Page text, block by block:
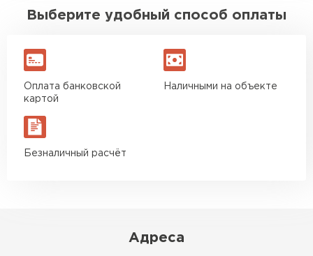
Выберите удобный способ оплаты
Оплата банковской
картой
Наличными на объекте
Безналичный расчёт
Адреса